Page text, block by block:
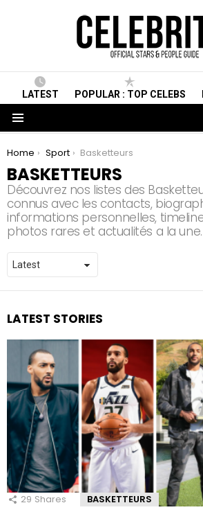
LATEST POPULAR : TOP CELEBS
You are here:
Home Sport Basketteurs
BASKETTEURS
Découvrez nos listes des
connus avec les contacts,
informations personnelles,
photos rares et actualités a la une.
LATEST STORIES
29 Shares BASKETTEURS